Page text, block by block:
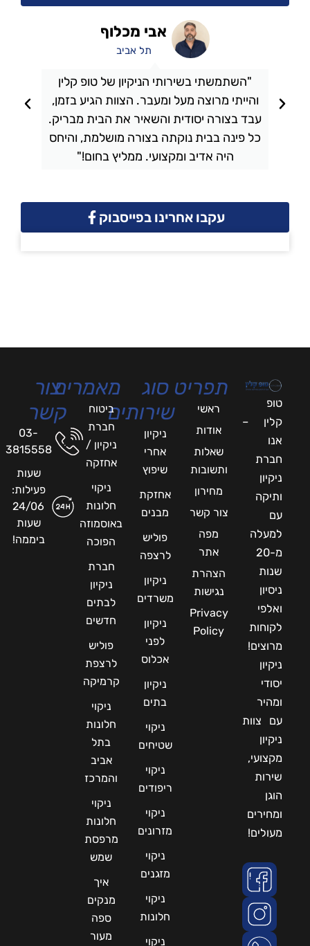
"השתמשתי בשירותי הניקיון של טופ קלין
והייתי מרוצה מעל ומעבר. הצוות הגיע בזמן,
עבד בצורה יסודית והשאיר את הבית מבריק.
כל פינה בבית נוקתה בצורה מושלמת, והיחס
היה אדיב ומקצועי. ממליץ בחום!"
אבי מכלוף
תל אביב
עקבו אחרינו בפייסבוק
טופ
קלין –
אנו
חברת
ניקיון
ותיקה
עם
למעלה
מ-20
שנות
ניסיון
ואלפי
לקוחות
מרוצים!
ניקיון
יסודי
ומהיר
עם צוות
ניקיון
מקצועי,
שירות
הוגן
ומחירים
מעולים!
תפריט
ראשי
אודות
שאלות
ותשובות
מחירון
צור קשר
מפה
אתר
הצהרת
נגישות
Privacy
Policy
סוג
שירותים
ניקיון
אחרי
שיפוץ
אחזקת
מבנים
פוליש
לרצפה
ניקיון
משרדים
ניקיון
לפני
אכלוס
ניקיון
בתים
ניקוי
שטיחים
ניקוי
ריפודים
ניקוי
מזרונים
ניקוי
מזגנים
ניקוי
חלונות
ניקוי
מאמרים
ביטוח
חברת
ניקיון /
אחזקה
ניקוי
חלונות
באוסמוזה
הפוכה
חברת
ניקיון
לבתים
חדשים
פוליש
לרצפת
קרמיקה
ניקוי
חלונות
בתל
אביב
והמרכז
ניקוי
חלונות
מרפסת
שמש
איך
מנקים
ספה
מעור
צור
קשר
03-
3815558
שעות
פעילות:
24/06
שעות
ביממה!